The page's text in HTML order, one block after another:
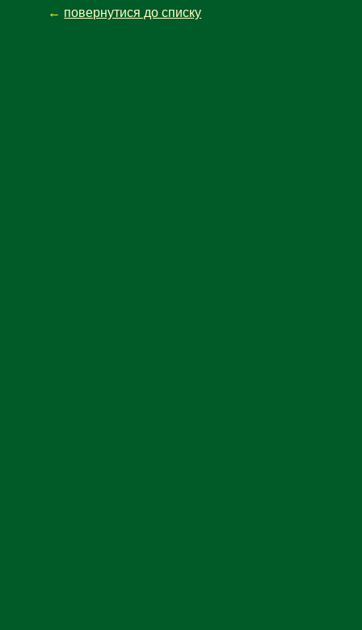
← повернутися до списку